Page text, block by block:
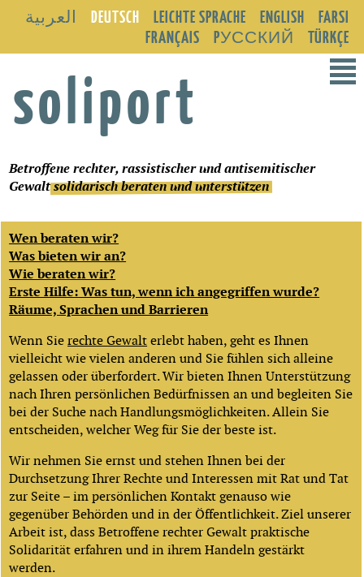
العربية DEUTSCH LEICHTE SPRACHE ENGLISH
FARSI
FRANÇAIS
PУССКИЙ TÜRKÇE
²
soliport
Betroffene rechter, rassistischer und antisemitischer
Gewaltsolidarisch beraten und unterstützen
Wen beraten wir?
Was bieten wir an?
Wie beraten wir?
Erste Hilfe: Was tun, wenn ich angegriffen wurde?
Räume, Sprachen und Barrieren
Wenn Sierechte Gewalterlebt haben, geht es Ihnen
vielleicht wie vielen anderen und Sie fühlen sich alleine
gelassen oder überfordert. Wir bieten Ihnen Unterstützung
nach Ihren persönlichen Bedürfnissen an und begleiten Sie
bei der Suche nach Handlungsmöglichkeiten. Allein Sie
entscheiden, welcher Weg für Sie der beste ist.
Wir nehmen Sie ernst und stehen Ihnen bei der
Durchsetzung Ihrer Rechte und Interessen mit Rat und Tat
zur Seite – im persönlichen Kontakt genauso wie
gegenüber Behörden und in der Öffentlichkeit. Ziel unserer
Arbeit ist, dass Betroffene rechter Gewalt praktische
Solidarität erfahren und in ihrem Handeln gestärkt
werden.